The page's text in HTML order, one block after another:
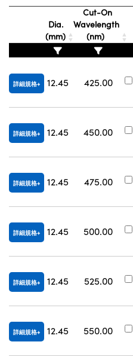
Dia.
(mm)
Cut-On
Wavelength
(nm)
詳細規格 12.45 425.00
詳細規格 12.45 450.00
詳細規格 12.45 475.00
詳細規格 12.45 500.00
詳細規格 12.45 525.00
詳細規格 12.45 550.00